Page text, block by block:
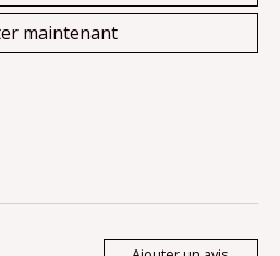
maintenant